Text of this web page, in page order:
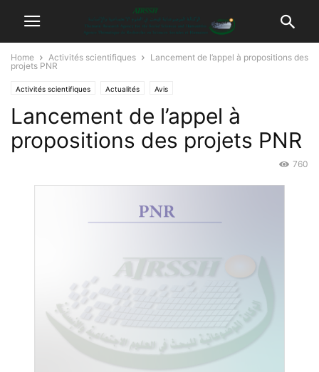
Home Activités scientifiques
Lancement de l’appel à propositions des
projets PNR
Activités scientifiques Actualités Avis
Lancement de l’appel à
propositions des projets PNR
760